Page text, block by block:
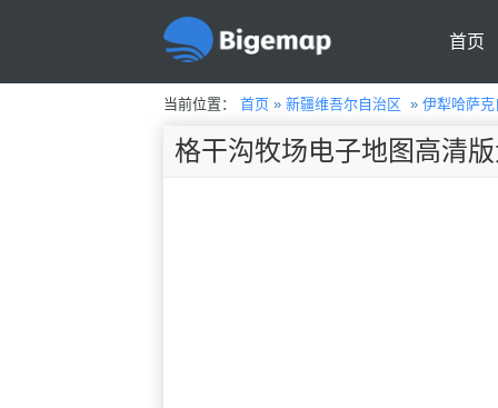
首页
当前位置： 首页» 新疆维吾尔自治区 » 伊犁哈萨克
格干沟牧场电子地图高清